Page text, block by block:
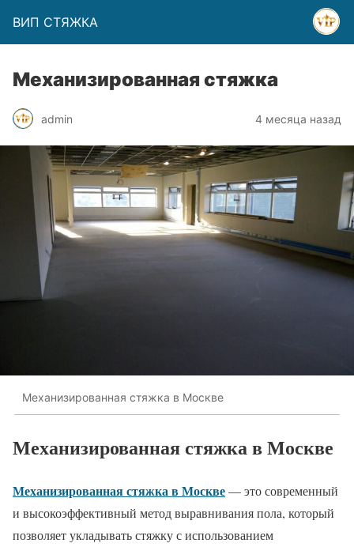
ВИП СТЯЖКА
Механизированная стяжка
admin 4 месяца назад
Механизированная стяжка в Москве
Механизированная стяжка в Москве
Механизированная стяжка в Москве— это современный
и высокоэффективный метод выравнивания пола, который
позволяет укладывать стяжку с использованием